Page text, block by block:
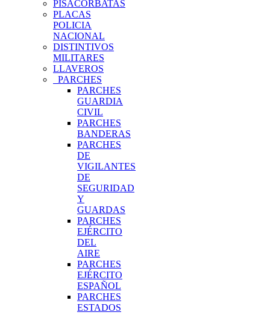
PISACORBATAS
PLACAS
POLICIA
NACIONAL
DISTINTIVOS
MILITARES
LLAVEROS
PARCHES
PARCHES
GUARDIA
CIVIL
PARCHES
BANDERAS
PARCHES
DE
VIGILANTES
DE
SEGURIDAD
Y
GUARDAS
PARCHES
EJÉRCITO
DEL
AIRE
PARCHES
EJÉRCITO
ESPAÑOL
PARCHES
ESTADOS